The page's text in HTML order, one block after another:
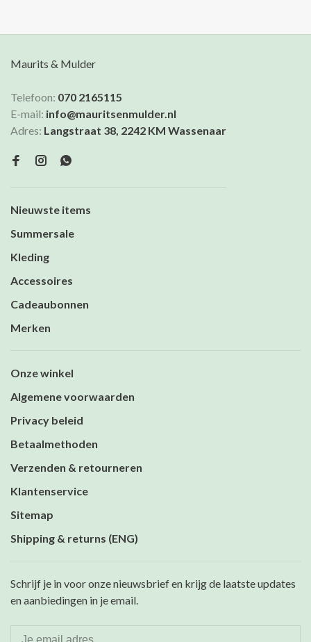
Maurits & Mulder
Telefoon: 070 2165115
E-mail: info@mauritsenmulder.nl
Adres: Langstraat 38, 2242 KM Wassenaar
Nieuwste items
Summersale
Kleding
Accessoires
Cadeaubonnen
Merken
Onze winkel
Algemene voorwaarden
Privacy beleid
Betaalmethoden
Verzenden & retourneren
Klantenservice
Sitemap
Shipping & returns (ENG)
Schrijf je in voor onze nieuwsbrief en krijg de laatste updates
en aanbiedingen in je email.